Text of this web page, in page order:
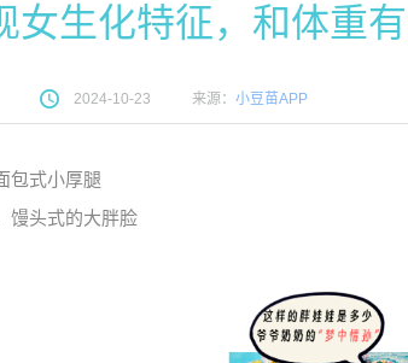
女生化特征，和体重
2024-10-23 来源： 小豆苗APP
包式小厚腿
馒头式的大胖脸